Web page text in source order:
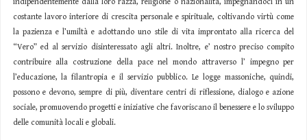
costante lavoro interiore di crescita personale e spirituale, coltivando virtù come
la pazienza e l’umiltà e adottando uno stile di vita improntato alla ricerca del
“Vero” ed al servizio disinteressato agli altri. Inoltre, e’ nostro preciso compito
contribuire alla costruzione della pace nel mondo attraverso l’ impegno per
l’educazione, la filantropia e il servizio pubblico. Le logge massoniche, quindi,
possono e devono, sempre di più, diventare centri di riflessione, dialogo e azione
sociale, promuovendo progetti e iniziative che favoriscano il benessere e lo sviluppo
delle comunità locali e globali.